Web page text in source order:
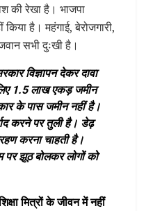
की रेखा है। भाजपा
है। महंगाई, बेरोजगारी,
सभी दुःखी है।
विज्ञापन देकर दावा
1.5 लाख एकड़ जमीन
के पास जमीन नहीं है।
करने पर तुली है। डेढ़
करना चाहती है।
पर झूठ बोलकर लोगों को
मित्रों के जीवन में नहीं